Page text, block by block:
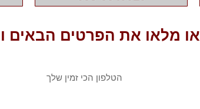
או מלאו את הפרטים הבאים
טלפון